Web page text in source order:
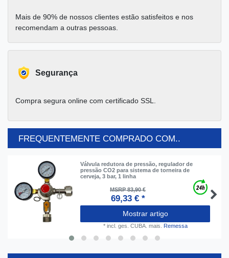
Mais de 90% de nossos clientes estão satisfeitos e nos
recomendam a outras pessoas.
Segurança
Compra segura online com certificado SSL.
FREQUENTEMENTE COMPRADO COM..
Válvula redutora de pressão, regulador de
pressão CO2 para sistema de torneira de
cerveja, 3 bar, 1 linha
MSRP 83,90 €
69,33 € *
Mostrar artigo
* incl. ges. CUBA. mais. Remessa